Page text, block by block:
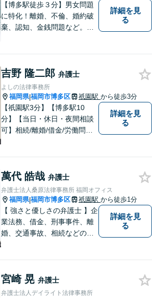
【博多駅徒歩３分】男女問題
に特化！離婚、不倫、婚約破
棄、認知、金銭問題など。豊
よう全力でサポートいたしま
す【初回相談無料】【子連れ
相談可】
詳細を見
る
吉野 隆二郎 弁護士
よしの法律事務所
福岡県|福岡市博多区 祇園駅 から徒歩3分
【祇園駅3分】【博多駅10
分】【当日・休日・夜間相談
可】相続/離婚/借金/労働問題/
りうかがい、円滑な解決のた
めに「スピード感」を大事に
しております。
詳細を見
る
萬代 皓哉 弁護士
弁護士法人桑原法律事務所 福岡オフィス
福岡県|福岡市博多区 祇園駅 から徒歩1分
【 強さと優しさの弁護士 】企
業法務、借金、刑事事件、離
婚、交通事故、相続などのご
なリーガルサービスを提供い
たします。
詳細を見
る
宮崎 晃 弁護士
弁護士法人デイライト法律事務所